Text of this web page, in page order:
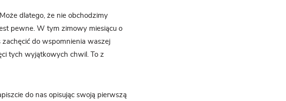
dlatego, że nie obchodzimy
pewne. W tym zimowy miesiącu o
do wspomnienia waszej
tych wyjątkowych chwil. To z
do nas opisując swoją pierwszą